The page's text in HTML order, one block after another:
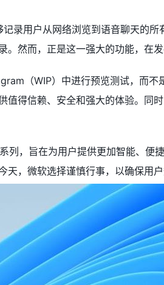
录用户从网络浏览到语音聊天的
然而，正是这一强大的功能，在
（WIP）中进行预览测试，而不
得信赖、安全和强大的体验。同
列，旨在为用户提供更加智能、便
，微软选择谨慎行事，以确保用户